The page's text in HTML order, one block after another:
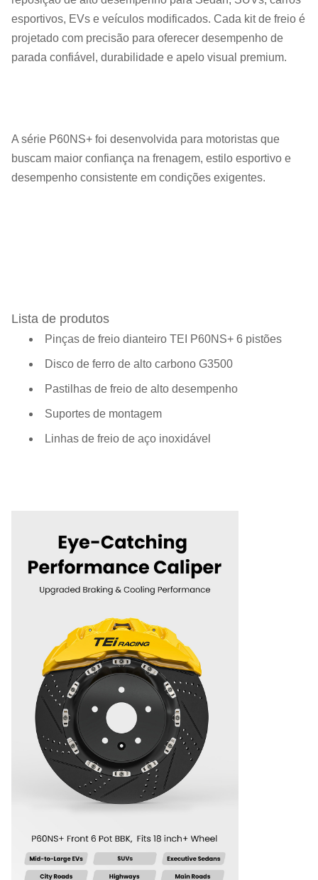
esportivos, EVs e veículos modificados. Cada kit de freio é
projetado com precisão para oferecer desempenho de
parada confiável, durabilidade e apelo visual premium.
A série P60NS+ foi desenvolvida para motoristas que
buscam maior confiança na frenagem, estilo esportivo e
desempenho consistente em condições exigentes.
Lista de produtos
Pinças de freio dianteiro TEI P60NS+ 6 pistões
Disco de ferro de alto carbono G3500
Pastilhas de freio de alto desempenho
Suportes de montagem
Linhas de freio de aço inoxidável